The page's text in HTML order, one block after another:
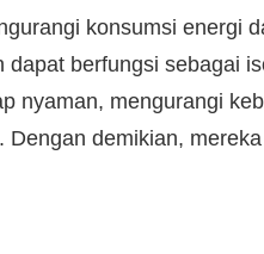
konsumsi energi
dapat berfungsi sebagai
nyaman, mengurangi
Dengan demikian,